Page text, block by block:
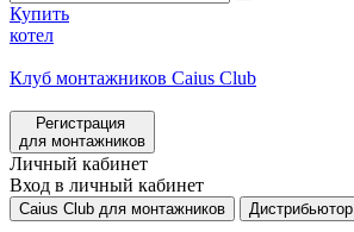
Купить
котел
Клуб монтажников Caius Club
Регистрация
для монтажников
Личный кабинет
Вход в личный кабинет
Caius Club для монтажников Дистрибьютор